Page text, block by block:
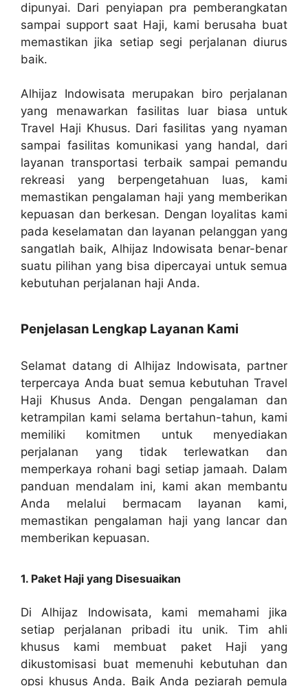
dipunyai. Dari penyiapan pra pemberangkatan
sampai support saat Haji, kami berusaha buat
memastikan jika setiap segi perjalanan diurus
baik.
Alhijaz Indowisata merupakan biro perjalanan
yang menawarkan fasilitas luar biasa untuk
Travel Haji Khusus. Dari fasilitas yang nyaman
sampai fasilitas komunikasi yang handal, dari
layanan transportasi terbaik sampai pemandu
rekreasi yang berpengetahuan luas, kami
memastikan pengalaman haji yang memberikan
kepuasan dan berkesan. Dengan loyalitas kami
pada keselamatan dan layanan pelanggan yang
sangatlah baik, Alhijaz Indowisata benar-benar
suatu pilihan yang bisa dipercayai untuk semua
kebutuhan perjalanan haji Anda.
Penjelasan Lengkap Layanan Kami
Selamat datang di Alhijaz Indowisata, partner
terpercaya Anda buat semua kebutuhan Travel
Haji Khusus Anda. Dengan pengalaman dan
ketrampilan kami selama bertahun-tahun, kami
memiliki komitmen untuk menyediakan
perjalanan yang tidak terlewatkan dan
memperkaya rohani bagi setiap jamaah. Dalam
panduan mendalam ini, kami akan membantu
Anda melalui bermacam layanan kami,
memastikan pengalaman haji yang lancar dan
memberikan kepuasan.
1. Paket Haji yang Disesuaikan
Di Alhijaz Indowisata, kami memahami jika
setiap perjalanan pribadi itu unik. Tim ahli
khusus kami membuat paket Haji yang
dikustomisasi buat memenuhi kebutuhan dan
opsi khusus Anda. Baik Anda peziarah pemula